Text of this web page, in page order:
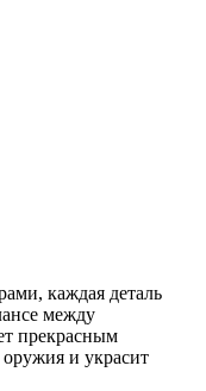
каждая деталь
между
прекрасным
и украсит